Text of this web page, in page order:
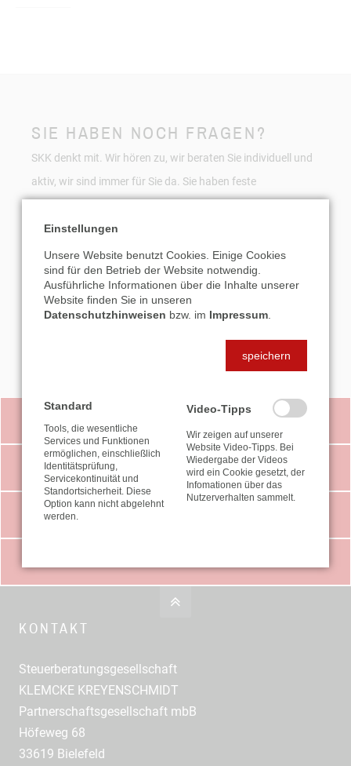
SIE HABEN NOCH FRAGEN?
SKK denkt mit. Wir hören zu, wir beraten Sie individuell und
aktiv, wir sind immer für Sie da. Sie haben feste
höchste Priorität. Wir freuen uns, Sie bei einem
unverbindlichen Erstgespräch kennenzulernen.
0 52 1 / 91 10 70
STEUER-NEWS
KONTAKT
Steuerberatungsgesellschaft
KLEMCKE KREYENSCHMIDT
Partnerschaftsgesellschaft mbB
Höfeweg 68
33619 Bielefeld
Einstellungen
Unsere Website benutzt Cookies. Einige Cookies
sind für den Betrieb der Website notwendig.
Ausführliche Informationen über die Inhalte unserer
Website finden Sie in unseren
Datenschutzhinweisen bzw. im Impressum.
speichern
Standard
Tools, die wesentliche
Services und Funktionen
ermöglichen, einschließlich
Identitätsprüfung,
Servicekontinuität und
Standortsicherheit. Diese
Option kann nicht abgelehnt
werden.
Video-Tipps
Wir zeigen auf unserer
Website Video-Tipps. Bei
Wiedergabe der Videos
wird ein Cookie gesetzt, der
Infomationen über das
Nutzerverhalten sammelt.